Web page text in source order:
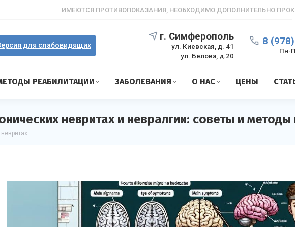
ИМЕЮТСЯ ПРОТИВОПОКАЗАНИЯ, НЕОБХОДИМО ДОПОЛНИТЕЛЬНО
для слабовидящих
г. Симферополь
ул. Киевская, д. 41
ул. Белова, д.20
8
Пн-
РЕАБИЛИТАЦИИ ЗАБОЛЕВАНИЯ О НАС ЦЕНЫ
невритах и невралгии: советы и